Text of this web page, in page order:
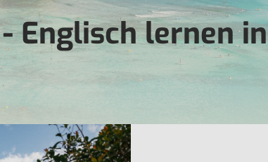
Englisch lernen in